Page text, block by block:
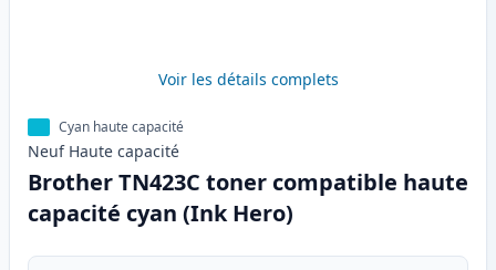
Voir les détails complets
Cyan haute capacité
Neuf Haute capacité
Brother TN423C toner compatible haute
capacité cyan (Ink Hero)